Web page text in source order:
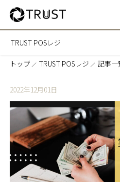
TRUST POSレジ
トップ TRUST POSレジ 記事一
2022年12月01日